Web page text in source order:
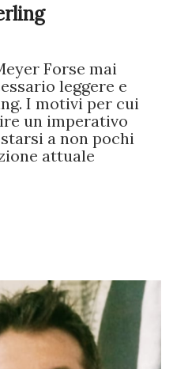
Forse mai
leggere e
I motivi per cui
un imperativo
a non pochi
attuale